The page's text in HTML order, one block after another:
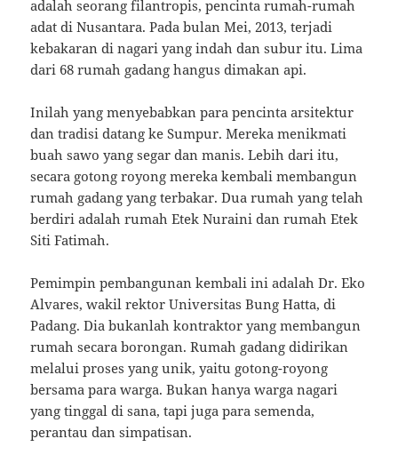
adalah seorang filantropis, pencinta rumah-rumah
adat di Nusantara. Pada bulan Mei, 2013, terjadi
kebakaran di nagari yang indah dan subur itu. Lima
dari 68 rumah gadang hangus dimakan api.
Inilah yang menyebabkan para pencinta arsitektur
dan tradisi datang ke Sumpur. Mereka menikmati
buah sawo yang segar dan manis. Lebih dari itu,
secara gotong royong mereka kembali membangun
rumah gadang yang terbakar. Dua rumah yang telah
berdiri adalah rumah Etek Nuraini dan rumah Etek
Siti Fatimah.
Pemimpin pembangunan kembali ini adalah Dr. Eko
Alvares, wakil rektor Universitas Bung Hatta, di
Padang. Dia bukanlah kontraktor yang membangun
rumah secara borongan. Rumah gadang didirikan
melalui proses yang unik, yaitu gotong-royong
bersama para warga. Bukan hanya warga nagari
yang tinggal di sana, tapi juga para semenda,
perantau dan simpatisan.